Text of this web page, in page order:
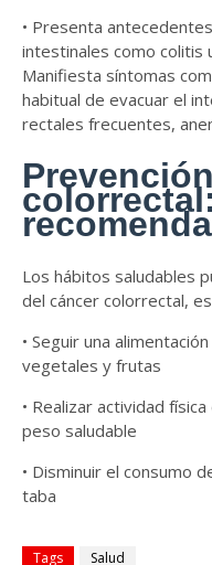
• Presenta
intestinales como colitis
Manifiesta síntomas
habitual de evacuar el
rectales frecuentes,
colorrectal:
Los hábitos saludables
del cáncer colorrectal,
• Seguir una
vegetales y frutas
• Realizar actividad
peso saludable
• Disminuir el consumo
taba
Tags Salud